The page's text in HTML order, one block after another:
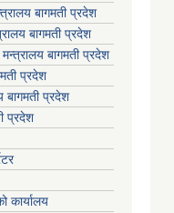
बागमती प्रदेश
बागमती प्रदेश
बागमती प्रदेश
प्रदेश
बागमती प्रदेश
प्रदेश
कार्यालय